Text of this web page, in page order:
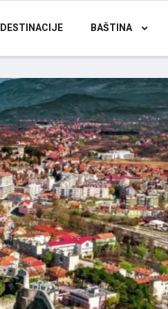
DESTINACIJE BAŠTINA